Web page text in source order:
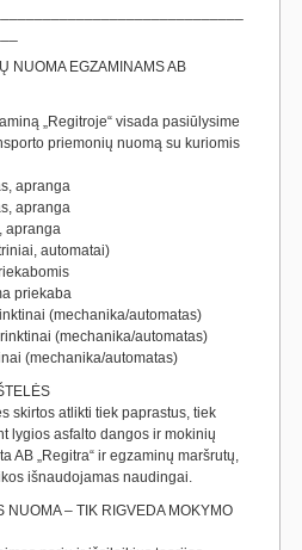
NUOMA EGZAMINAMS AB
„Regitroje“ visada pasiūlysime
priemonių nuomą su kuriomis
apranga
apranga
apranga
automatai)
priekaba
(mechanika/automatas)
(mechanika/automatas)
(mechanika/automatas)
skirtos atlikti tiek paprastus, tiek
lygios asfalto dangos ir mokinių
AB „Regitra“ ir egzaminų maršrutų,
išnaudojamas naudingai.
NUOMA – TIK RIGVEDA MOKYMO